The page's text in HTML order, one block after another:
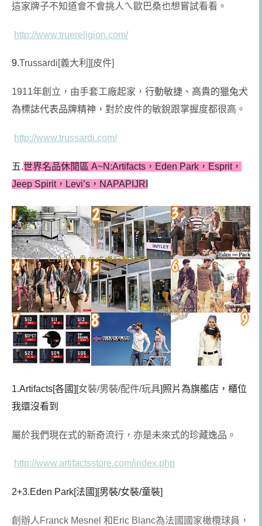
這家牌子不知道會不會挑人ㄟ歐巴桑也想嘗試看看。
http://www.truereligion.com/
9.Trussardi[義大利][皮件]
1911年創立，由手套工廠起家， 行動敏捷、高貴的獵兔犬
為標誌代表品牌精神， 對於皮件的敏銳跟掌握度都很高。
http://www.trussardi.com/
五.世界名品休閒區 A~N:Artifacts，Eden Park，Esprit，
Jeep Spirit，Levi’s，NAPAPIJRI
1.Artifacts[各國][女裝/男裝/配件/玩具]照片為旗艦店，櫃位
我還沒看到
屬於我們現在式的新奇流行，亦是未來式的珍藏逸品。
http://www.artifactsstore.com/index.php
2+3.Eden Park[法國][男裝/女裝/童裝]
創辦人Franck Mesnel 和Eric Blanc為法國國家橄欖球員，